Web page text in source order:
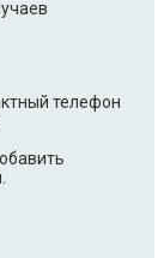
телефон